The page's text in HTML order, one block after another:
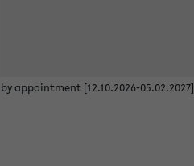
by appointment [12.10.2026-05.02.2027]